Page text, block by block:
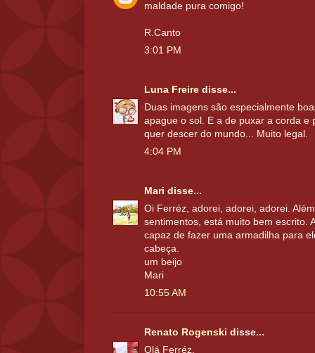
maldade pura comigo!
R.Canto
3:01 PM
Luna Freire disse...
Duas imagens são especialmente
apague o sol. E a de puxar a corda e
quer descer do mundo... Muito legal.
4:04 PM
Mari disse...
Oi Ferréz, adorei, adorei, adorei.
sentimentos, está muito bem escrito.
capaz de fazer uma armadilha para
cabeça.
um beijo
Mari
10:55 AM
Renato Rogenski disse...
Olá Ferréz,